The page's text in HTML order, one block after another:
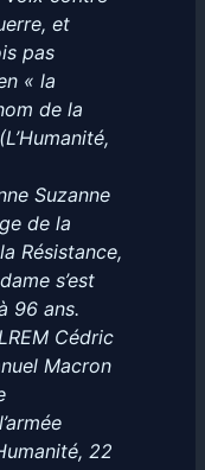
et
pas
« la
de la
Suzanne
de la
Résistance,
s’est
96 ans.
Cédric
Macron
22